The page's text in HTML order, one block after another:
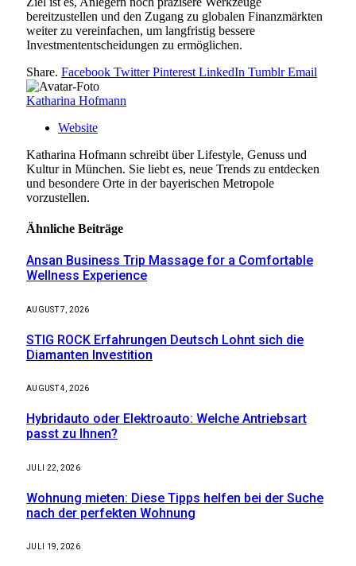
bereitzustellen und den Zugang zu globalen Finanzmärkten
weiter zu vereinfachen, um langfristig bessere
Investmententscheidungen zu ermöglichen.
Share. Facebook Twitter Pinterest LinkedIn Tumblr Email
Katharina Hofmann
Website
Katharina Hofmann schreibt über Lifestyle, Genuss und
Kultur in München. Sie liebt es, neue Trends zu entdecken
und besondere Orte in der bayerischen Metropole
vorzustellen.
Ähnliche Beiträge
Ansan Business Trip Massage for a Comfortable
Wellness Experience
AUGUST 7, 2026
STIG ROCK Erfahrungen Deutsch Lohnt sich die
Diamanten Investition
AUGUST 4, 2026
Hybridauto oder Elektroauto: Welche Antriebsart
passt zu Ihnen?
JULI 22, 2026
Wohnung mieten: Diese Tipps helfen bei der Suche
nach der perfekten Wohnung
JULI 19, 2026